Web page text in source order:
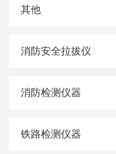
其他
消防安全拉拔仪
消防检测仪器
铁路检测仪器